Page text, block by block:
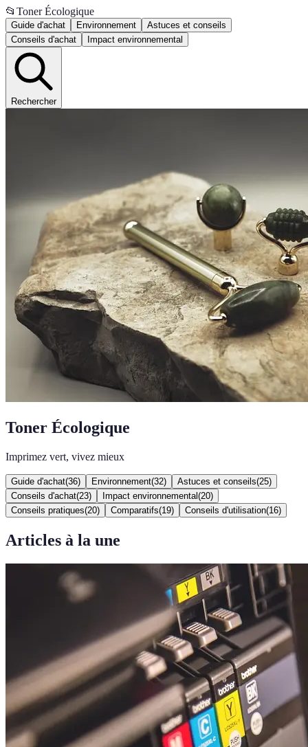
📂 Toner Écologique
Guide d'achat Environnement
Astuces et conseils
Conseils d'achat
Impact environnemental
Rechercher
Toner Écologique
Imprimez vert, vivez mieux
Guide d'achat(36) Environnement(32) Astuces et conseils(25)
Conseils d'achat(23) Impact environnemental (20)
Conseils pratiques(20) Comparatifs(19) Conseils d'utilisation(16)
Articles à la une